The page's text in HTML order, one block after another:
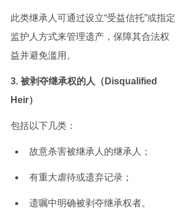
此类继承人可通过设立“受益信托”或指定
监护人方式来管理遗产，保障其合法权
益并避免滥用。
3. 被剥夺继承权的人（Disqualified
Heir）
包括以下几类：
故意杀害被继承人的继承人；
有重大虐待或遗弃记录；
遗嘱中明确被剥夺继承权者。